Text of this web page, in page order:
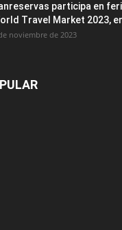
participa en
Travel Market 2023,
noviembre de 2023